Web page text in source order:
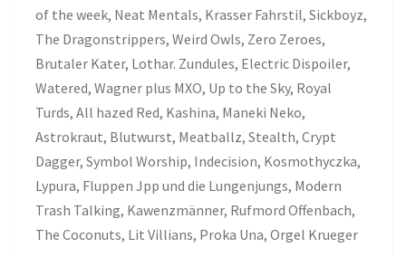
of the week, Neat Mentals, Krasser Fahrstil, Sickboyz,
The Dragonstrippers, Weird Owls, Zero Zeroes,
Brutaler Kater, Lothar. Zundules, Electric Dispoiler,
Watered, Wagner plus MXO, Up to the Sky, Royal
Turds, All hazed Red, Kashina, Maneki Neko,
Astrokraut, Blutwurst, Meatballz, Stealth, Crypt
Dagger, Symbol Worship, Indecision, Kosmothyczka,
Lypura, Fluppen Jpp und die Lungenjungs, Modern
Trash Talking, Kawenzmänner, Rufmord Offenbach,
The Coconuts, Lit Villians, Proka Una, Orgel Krueger